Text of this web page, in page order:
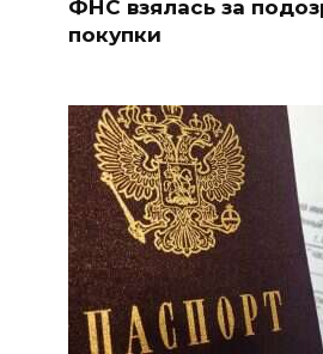
ФНС взялась за
покупки